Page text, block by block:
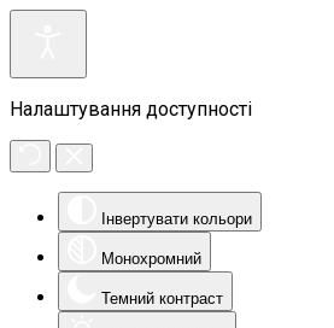
Налаштування доступності
Інвертувати кольори
Монохромний
Темний контраст